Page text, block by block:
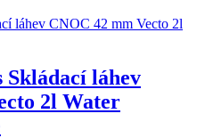
Skládací láhev
2l Water